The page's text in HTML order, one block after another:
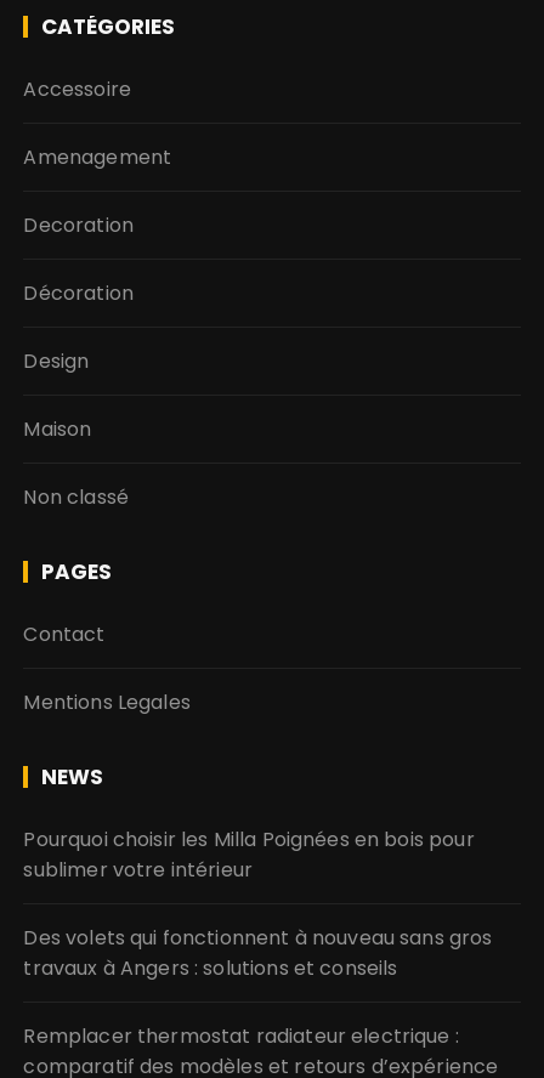
CATÉGORIES
Accessoire
Amenagement
Decoration
Décoration
Design
Maison
Non classé
PAGES
Contact
Mentions Legales
NEWS
Pourquoi choisir les Milla Poignées en bois pour
sublimer votre intérieur
Des volets qui fonctionnent à nouveau sans gros
travaux à Angers : solutions et conseils
Remplacer thermostat radiateur electrique :
comparatif des modèles et retours d’expérience